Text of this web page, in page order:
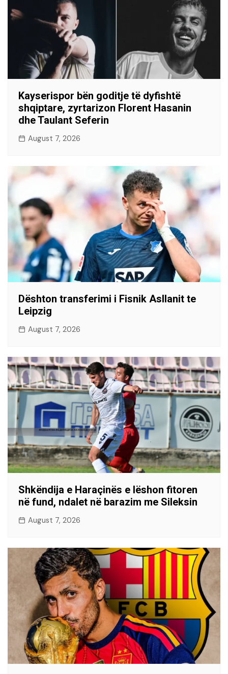
Kayserispor bën goditje të dyfishtë
shqiptare, zyrtarizon Florent Hasanin
dhe Taulant Seferin
August 7, 2026
Dështon transferimi i Fisnik Asllanit te
Leipzig
August 7, 2026
Shkëndija e Haraçinës e lëshon fitoren
në fund, ndalet në barazim me Sileksin
August 7, 2026